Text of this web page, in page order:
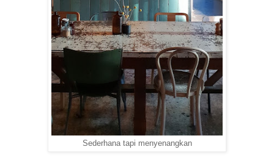
Sederhana tapi menyenangkan